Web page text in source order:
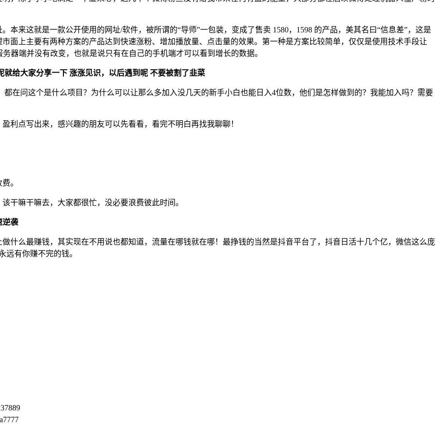
本来这就是一款公开使用的网址/软件，被所谓的“导师”一包装，变成了售卖 1580，1598 的产品，美其名曰“信息差”，这是
面上主要有两种方案的产品达到快速涨粉、增加播放量、点击量的效果。第一种是方案比较简单，仅仅是使用技术手段让
器端并没有改变，也就是说只有在自己的手机端才可以看到增长的数据。
给大家分享一下 涨涨见识，以后遇到呢 不要被割了韭菜
在问这个是什么项目？为什么可以让那么多加入没几天的新手小白也能日入4位数，他们是怎样做到的？我能加入吗？需要
利点写出来，感兴趣的朋友可以先看看，看完不明白再找我聊聊！
。
干嘛干嘛去，大家都很忙，没必要浪费彼此时间。
逆袭
什么最赚钱，其实现在不用说也都知道，流量在哪钱就在哪！最挣钱的当然是抖音平台了，抖音日活十几个亿，微信这么庞
远有你赚不完的钱。